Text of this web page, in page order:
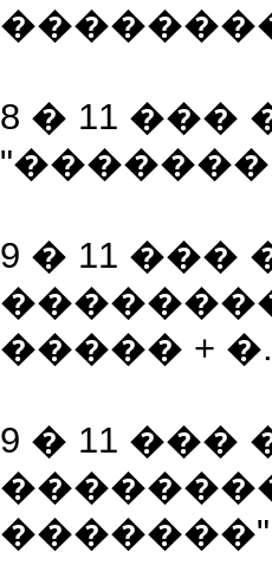
8 � 11
9 � 11
����� +
9 � 11
�������"